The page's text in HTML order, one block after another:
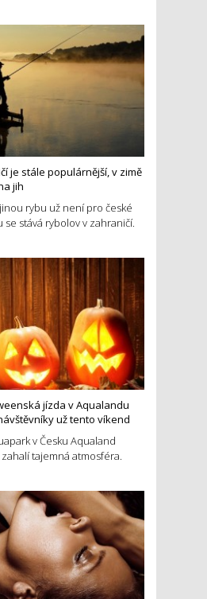
je stále populárnější, v zimě
jih
rybu už není pro české
se stává rybolov v zahraničí.
jízda v Aqualandu
už tento víkend
v Česku Aqualand
tajemná atmosféra.